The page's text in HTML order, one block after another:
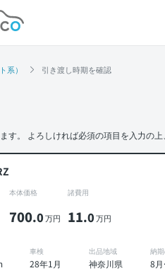
コ
系） 引き渡し時期を確認
す。 よろしければ必須の項目を入力の上
本体価格
700.0万円
諸費用
11.0万円
車検
28年1月
出品地域
神奈川県
納
8